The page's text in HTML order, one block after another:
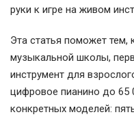
руки к игре на живом
Эта статья поможет
музыкальной школы,
инструмент для
цифровое пианино до 65
конкретных моделей: